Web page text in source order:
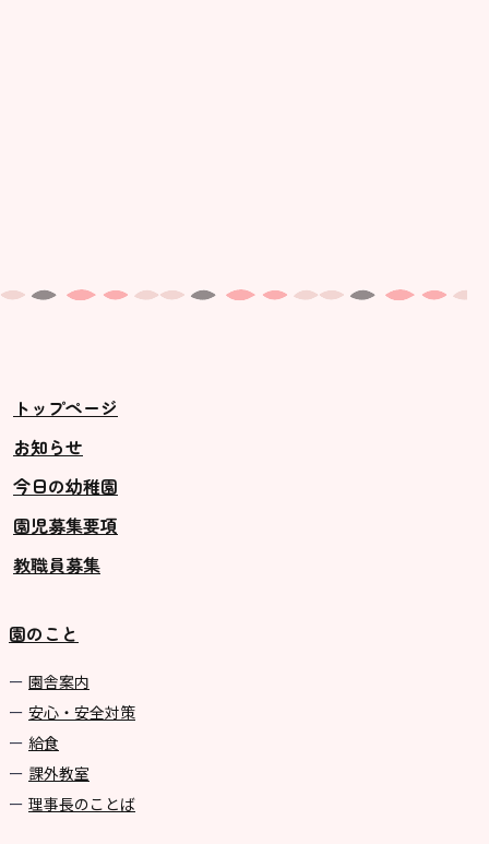
トップページ
お知らせ
今日の幼稚園
園児募集要項
教職員募集
園のこと
園舎案内
安心・安全対策
給食
課外教室
理事長のことば
未就園児クラス
ス ]
2歳児ひとり登園［ゆず組 ]
グループ施設・
関係先リンク
学校法⼈諏訪森学園 諏訪森幼稚
園
⼤阪府私⽴幼稚園連盟
社会福祉法人野田福祉会